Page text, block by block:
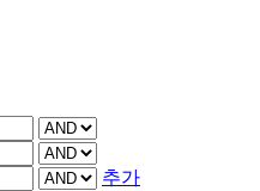
추가